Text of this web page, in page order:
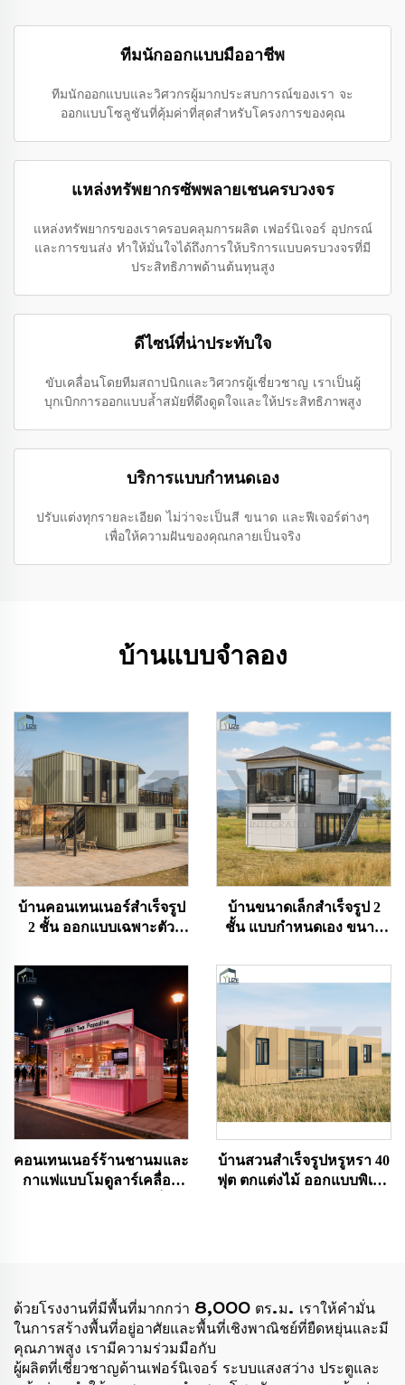
ทีมนักออกแบบมืออาชีพ
ทีมนักออกแบบและวิศวกรผู้มากประสบการณ์ของเรา จะ
ออกแบบโซลูชันที่คุ้มค่าที่สุดสำหรับโครงการของคุณ
แหล่งทรัพยากรซัพพลายเชนครบวงจร
แหล่งทรัพยากรของเราครอบคลุมการผลิต เฟอร์นิเจอร์ อุปกรณ์
และการขนส่ง ทำให้มั่นใจได้ถึงการให้บริการแบบครบวงจรที่มี
ประสิทธิภาพด้านต้นทุนสูง
ดีไซน์ที่น่าประทับใจ
ขับเคลื่อนโดยทีมสถาปนิกและวิศวกรผู้เชี่ยวชาญ เราเป็นผู้
บุกเบิกการออกแบบล้ำสมัยที่ดึงดูดใจและให้ประสิทธิภาพสูง
บริการแบบกำหนดเอง
ปรับแต่งทุกรายละเอียด ไม่ว่าจะเป็นสี ขนาด และฟีเจอร์ต่างๆ
เพื่อให้ความฝันของคุณกลายเป็นจริง
บ้านแบบจําลอง
บ้านคอนเทนเนอร์สำเร็จรูป
2 ชั้น ออกแบบเฉพาะตัว
อาหาร และธุรกิจ
บ้านขนาดเล็กสำเร็จรูป 2
ชั้น แบบกำหนดเอง ขนาด
ห้องน้ำ
คอนเทนเนอร์ร้านชานมและ
กาแฟแบบโมดูลาร์เคลื่อน
บ้านสวนสำเร็จรูปหรูหรา 40
ฟุต ตกแต่งไม้ ออกแบบพิเศษ
ด้วยโรงงานที่มีพื้นที่มากกว่า 8,000 ตร.ม. เราให้คำมั่น
ในการสร้างพื้นที่อยู่อาศัยและพื้นที่เชิงพาณิชย์ที่ยืดหยุ่นและมี
คุณภาพสูง เรามีความร่วมมือกับ
ผู้ผลิตที่เชี่ยวชาญด้านเฟอร์นิเจอร์ ระบบแสงสว่าง ประตูและ